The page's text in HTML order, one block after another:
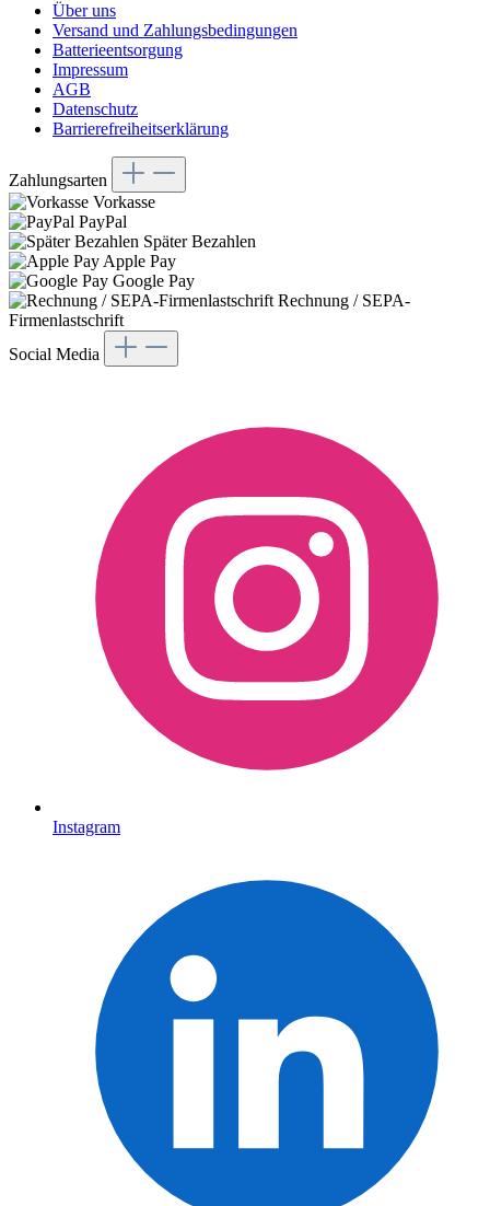
Über uns
Versand und Zahlungsbedingungen
Batterieentsorgung
Impressum
AGB
Datenschutz
Barrierefreiheitserklärung
Zahlungsarten
Vorkasse
PayPal
Später Bezahlen
Apple Pay
Google Pay
Rechnung / SEPA-
Firmenlastschrift
Social Media
Instagram